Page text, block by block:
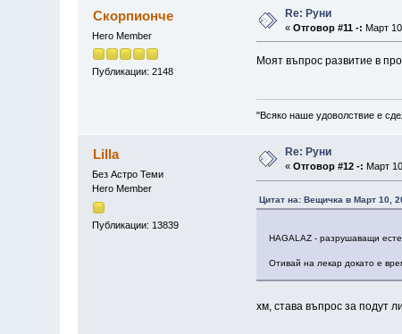
Скорпионче
Hero Member
Публикации: 2148
Re: Руни
«Отговор #11 -: Март
Моят въпрос развитие в
"Всяко наше удоволствие е
Lilla
Без Астро Теми
Hero Member
Публикации: 13839
Re: Руни
«Отговор #12 -: Март
Цитат на: Вещичка в Март 10,
HAGALAZ - разрушаващи
Отивай на лекар докато е
хм, става въпрос за подут